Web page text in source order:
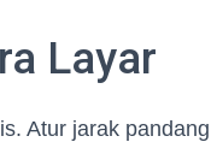
Layar
Atur jarak pandang